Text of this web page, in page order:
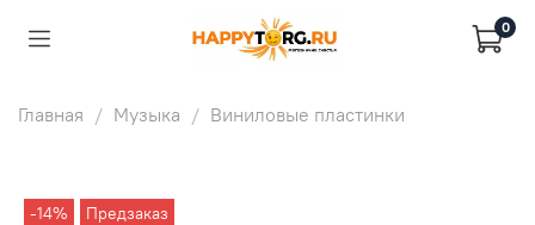
0
Главная Музыка Виниловые пластинки
-14% Предзаказ